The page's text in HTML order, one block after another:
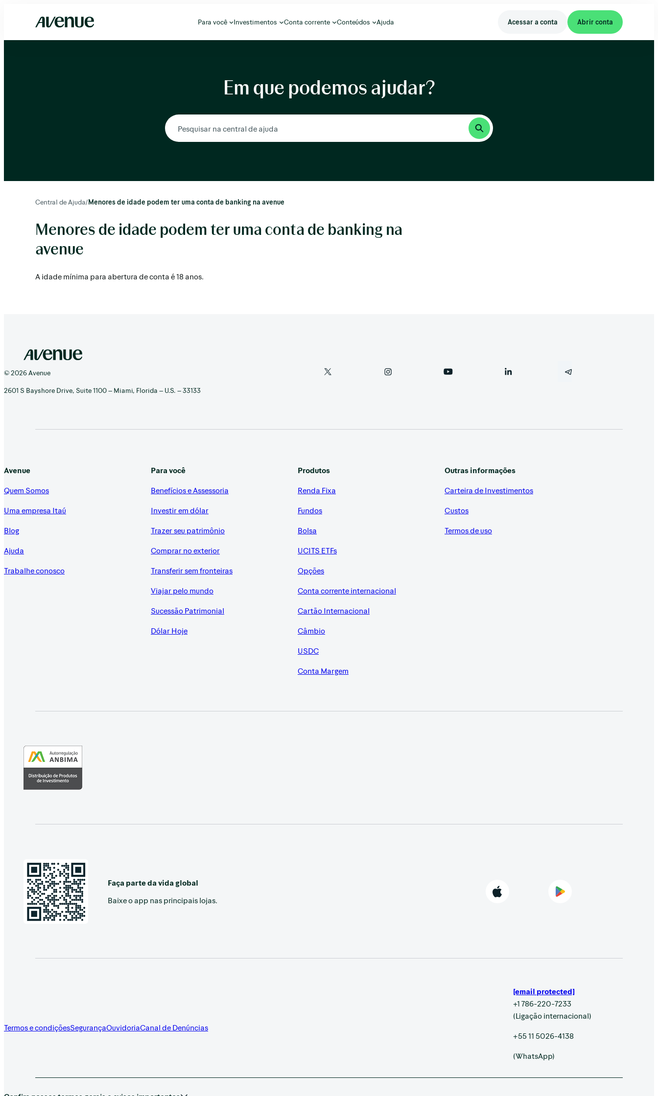
Para você Investimentos Conta corrente Conteúdos Ajuda Acessar a conta Abrir conta
Em que podemos ajudar?
Central de Ajuda/Menores de idade podem ter uma conta de banking na avenue
Menores de idade podem ter uma conta de banking na
avenue
A idade mínima para abertura de conta é 18 anos.
© 2026 Avenue
2601 S Bayshore Drive, Suite 1100 – Miami, Florida – U.S. – 33133
Avenue
Quem Somos
Uma empresa Itaú
Blog
Ajuda
Trabalhe conosco
Para você
Benefícios e Assessoria
Investir em dólar
Trazer seu patrimônio
Comprar no exterior
Transferir sem fronteiras
Viajar pelo mundo
Sucessão Patrimonial
Dólar Hoje
Produtos
Renda Fixa
Fundos
Bolsa
UCITS ETFs
Opções
Conta corrente internacional
Cartão Internacional
Câmbio
USDC
Conta Margem
Outras informações
Carteira de Investimentos
Custos
Termos de uso
Faça parte da vida global
Baixe o app nas principais lojas.
Termos e condiçõesSegurançaOuvidoriaCanal de Denúncias
[email protected]
+1 786-220-7233
(Ligação internacional)
+55 11 5026-4138
(WhatsApp)